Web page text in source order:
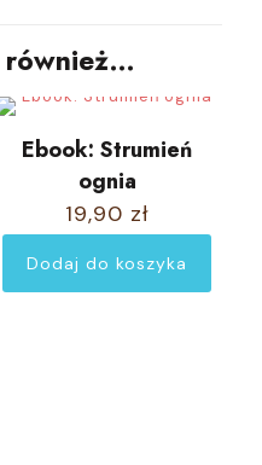
również…
Ebook: Strumień
ognia
19,90 zł
Dodaj do koszyka